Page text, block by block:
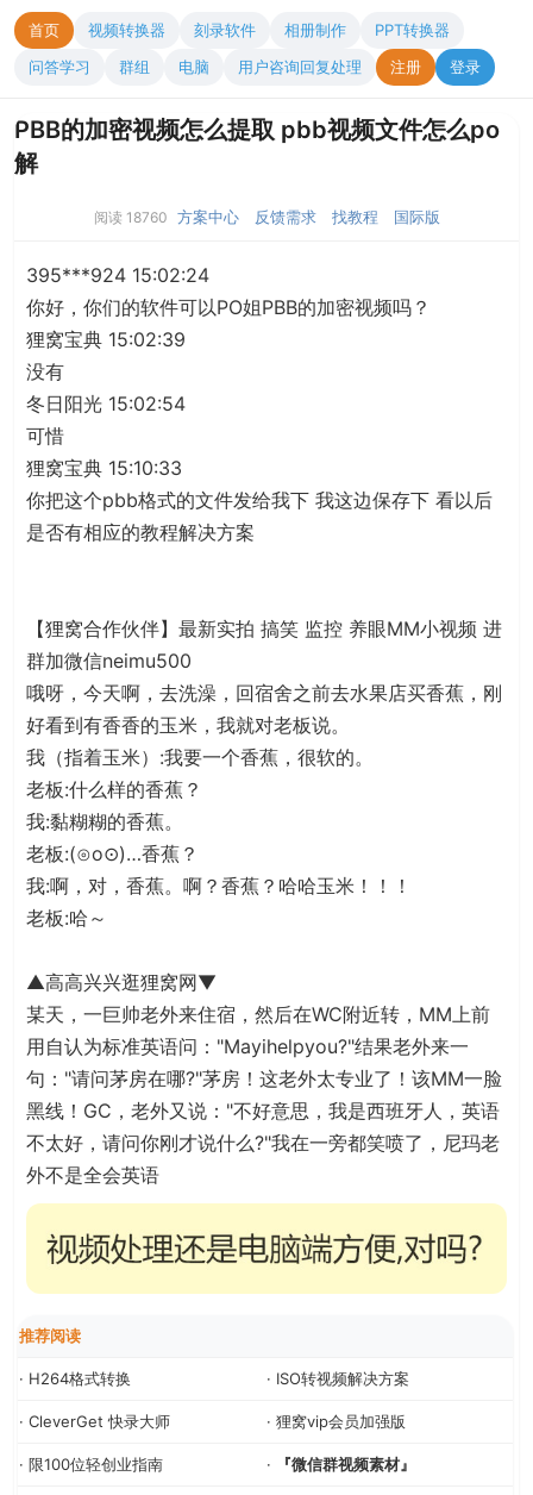
首页 视频转换器 刻录软件 相册制作
PPT转换器
问答学习
群组 电脑 用户咨询回复处理 注册 登录
PBB的加密视频怎么提取 pbb视频文件怎么po
解
阅读 18760 方案中心 反馈需求 找教程 国际版
395***924 15:02:24
你好，你们的软件可以PO姐PBB的加密视频吗？
狸窝宝典 15:02:39
没有
冬日阳光 15:02:54
可惜
狸窝宝典 15:10:33
你把这个pbb格式的文件发给我下 我这边保存下 看以后
是否有相应的教程解决方案
【狸窝合作伙伴】最新实拍 搞笑 监控 养眼MM小视频 进
群加微信neimu500
哦呀，今天啊，去洗澡，回宿舍之前去水果店买香蕉，刚
好看到有香香的玉米，我就对老板说。
我（指着玉米）:我要一个香蕉，很软的。
老板:什么样的香蕉？
我:黏糊糊的香蕉。
老板:(⊙o⊙)…香蕉？
我:啊，对，香蕉。啊？香蕉？哈哈玉米！！！
老板:哈～
▲高高兴兴逛狸窝网▼
某天，一巨帅老外来住宿，然后在WC附近转，MM上前
用自认为标准英语问："Mayihelpyou?"结果老外来一
句："请问茅房在哪?"茅房！这老外太专业了！该MM一脸
黑线！GC，老外又说："不好意思，我是西班牙人，英语
不太好，请问你刚才说什么?"我在一旁都笑喷了，尼玛老
外不是全会英语
推荐阅读
· H264格式转换 · ISO转视频解决方案
· CleverGet 快录大师 · 狸窝vip会员加强版
· 限100位轻创业指南 · 『微信群视频素材』